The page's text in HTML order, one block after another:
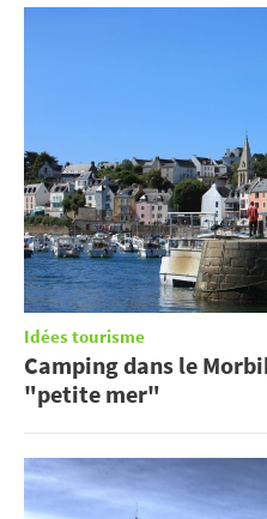
Idées tourisme
Camping dans le
"petite mer"